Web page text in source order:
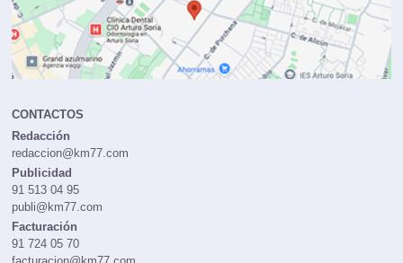
CONTACTOS
Redacción
redaccion@km77.com
Publicidad
91 513 04 95
publi@km77.com
Facturación
91 724 05 70